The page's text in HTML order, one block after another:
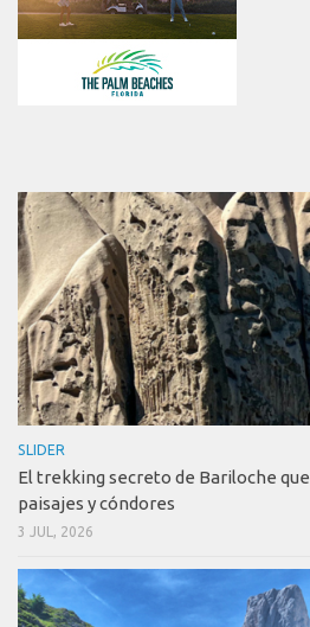
SLIDER
El trekking secreto de Bariloche
paisajes y cóndores
3 JUL, 2026